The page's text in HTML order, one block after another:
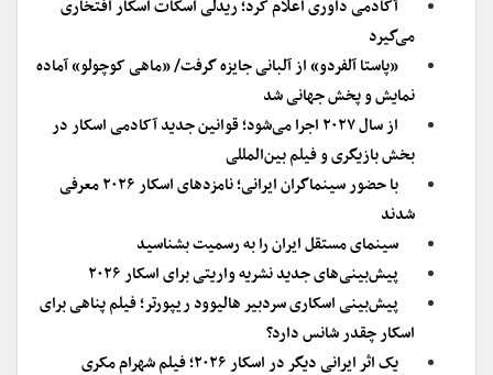
آکادمی داوری اعلام کرد؛ ریدلی اسکات اسکار افتخاری
می‌گیرد
«پاستا آلفردو» از آلبانی جایزه گرفت/ «ماهی کوچولو» آماده
نمایش و پخش جهانی شد
از سال ۲۰۲۷ اجرا می‌شود؛ قوانین جدید آکادمی اسکار در
بخش بازیگری و فیلم بین‌المللی
با حضور سینماگران ایرانی؛ نامزدهای اسکار ۲۰۲۶ معرفی
شدند
سینمای مستقل ایران را به رسمیت بشناسید
پیش‌بینی‌های جدید نشریه واریتی برای اسکار ۲۰۲۶
پیش‌بینی اسکاری سردبیر هالیوود ریپورتر؛ فیلم پناهی برای
اسکار چقدر شانس دارد؟
یک اثر ایرانی دیگر در اسکار ۲۰۲۶؛ فیلم شهرام مکری